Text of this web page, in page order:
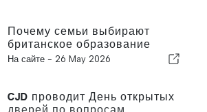
Почему семьи выбирают
британское образование
мирового класса за рубежом:
На сайте - 26 May 2026
CJD проводит День открытых